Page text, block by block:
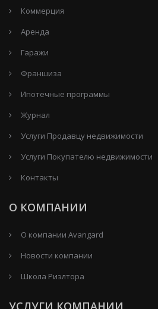
Коммерция
Аренда
Гаражи
Франшиза
Ипотечные программы
Журнал
Услуги Продавцу недвижимости
Услуги Покупателю недвижимости
Контакты
О КОМПАНИИ
О компании Avangard
Новости компании
Школа Риэлтора
УСЛУГИ КОМПАНИИ